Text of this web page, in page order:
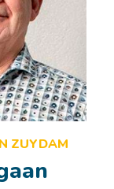
ZUYDAM